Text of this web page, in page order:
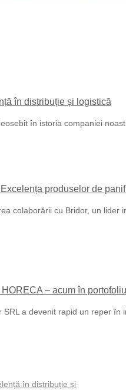
în distribuție și logistică
în istoria companiei
produselor de
colaborării cu Bridor, un
– acum în
SRL a devenit rapid un reper
în distribuție și